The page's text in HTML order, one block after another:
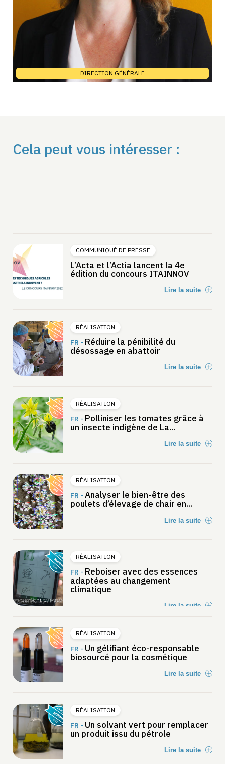
DIRECTION GÉNÉRALE
Cela peut vous intéresser :
COMMUNIQUÉ DE PRESSE
L’Acta et l’Actia lancent la 4e
édition du concours ITAINNOV
Lire la suite
RÉALISATION
FR - Réduire la pénibilité du
désossage en abattoir
Lire la suite
RÉALISATION
FR - Polliniser les tomates grâce à
un insecte indigène de La...
Lire la suite
RÉALISATION
FR - Analyser le bien-être des
poulets d’élevage de chair en...
Lire la suite
RÉALISATION
FR - Reboiser avec des essences
adaptées au changement
climatique
Lire la suite
RÉALISATION
FR - Un gélifiant éco-responsable
biosourcé pour la cosmétique
Lire la suite
RÉALISATION
FR - Un solvant vert pour remplacer
un produit issu du pétrole
Lire la suite